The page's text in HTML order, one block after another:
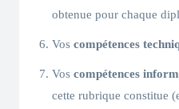
obtenue pour chaque
Vos compétences
Vos compétences
cette rubrique constitue